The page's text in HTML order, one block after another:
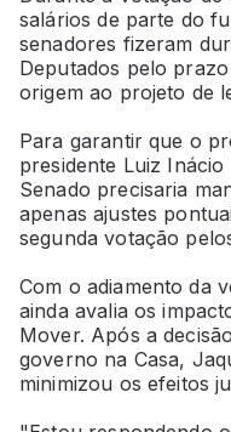
salários de parte do
senadores fizeram
Deputados pelo
origem ao projeto de
Para garantir que o
presidente Luiz
Senado precisaria
apenas ajustes
segunda votação
Com o adiamento da
ainda avalia os
Mover. Após a
governo na Casa,
minimizou os efeitos